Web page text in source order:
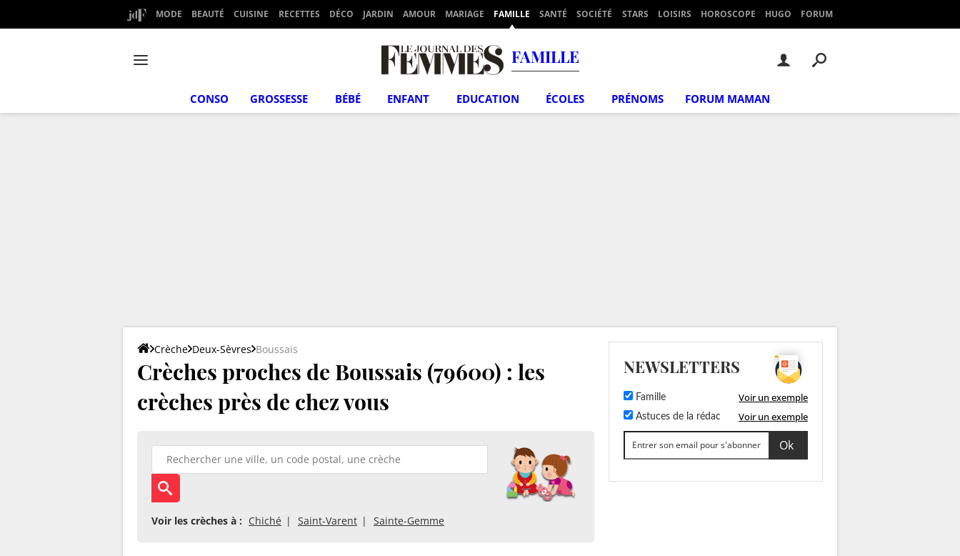
MODE BEAUTÉ CUISINE RECETTES DÉCO JARDIN AMOUR MARIAGE FAMILLE SANTÉ SOCIÉTÉ STARS LOISIRS HOROSCOPE HUGO FORUM
FAMILLE
CONSO GROSSESSE BÉBÉ ENFANT EDUCATION ÉCOLES PRÉNOMS FORUM MAMAN
Crèche Deux-Sèvres Boussais
Crèches proches de Boussais (79600) : les
crèches près de chez vous
Voir les crèches à : Chiché Saint-Varent Sainte-Gemme
NEWSLETTERS
Famille Voir un exemple
Astuces de la rédac Voir un exemple